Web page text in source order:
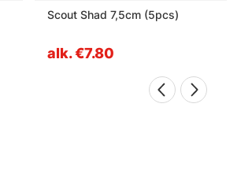
Scout Shad 7,5cm (5pcs)
alk. €7.80